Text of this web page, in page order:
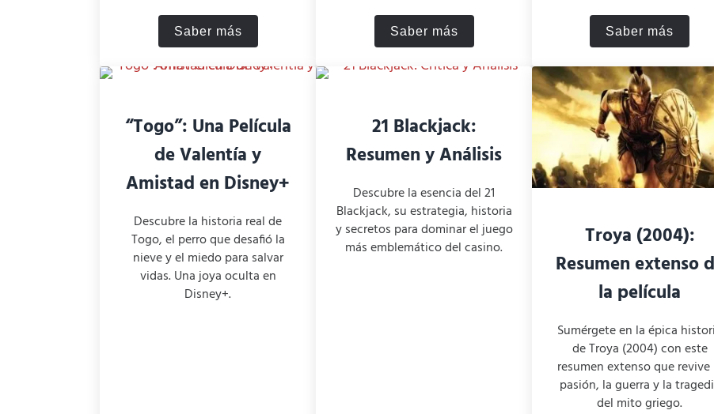
Saber más¿Por qué cambió el Oráculo de Matrix en Revolutions?
Saber másKm 31: final explicado Saber más
El Cuervo
“Togo”: Una Película
de Valentía y
Amistad en Disney+
Descubre la historia real de
Togo, el perro que desafió la
nieve y el miedo para salvar
vidas. Una joya oculta en
Disney+.
21 Blackjack:
Resumen y Análisis
Descubre la esencia del 21
Blackjack, su estrategia, historia
y secretos para dominar el juego
más emblemático del casino.
Troya (2004):
Resumen extenso
la película
Sumérgete en la épica
de Troya (2004) con este
resumen extenso que revive
pasión, la guerra y la
del mito griego.